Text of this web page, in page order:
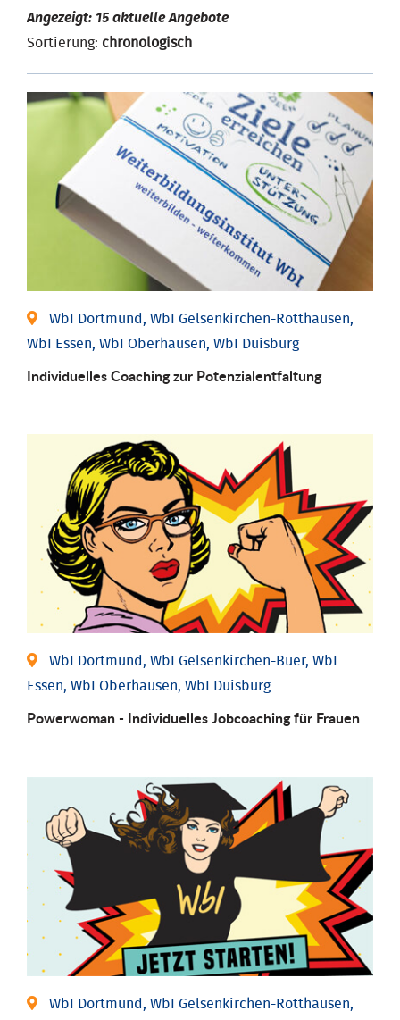
Angezeigt: 15 aktuelle Angebote
Sortierung: chronologisch
WbI Dortmund, WbI Gelsenkirchen-Rotthausen,
WbI Essen, WbI Oberhausen, WbI Duisburg
Individuelles Coaching zur Potenzialentfaltung
WbI Dortmund, WbI Gelsenkirchen-Buer, WbI
Essen, WbI Oberhausen, WbI Duisburg
Powerwoman - Individu­elles Job­coaching für Frauen
WbI Dortmund, WbI Gelsenkirchen-Rotthausen,